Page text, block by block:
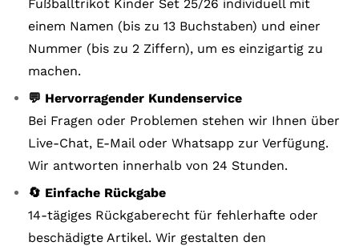
Fußballtrikot Kinder Set 25/26 individuell mit
einem Namen (bis zu 13 Buchstaben) und einer
Nummer (bis zu 2 Ziffern), um es einzigartig zu
machen.
💬 Hervorragender Kundenservice
Bei Fragen oder Problemen stehen wir Ihnen über
Live-Chat, E-Mail oder Whatsapp zur Verfügung.
Wir antworten innerhalb von 24 Stunden.
🔄 Einfache Rückgabe
14-tägiges Rückgaberecht für fehlerhafte oder
beschädigte Artikel. Wir gestalten den